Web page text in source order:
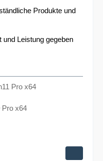
Produkte und
Leistung gegeben
Pro x64
Pro x64